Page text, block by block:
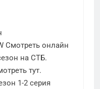
Смотреть онлайн
на СТБ.
тут.
1-2 серия